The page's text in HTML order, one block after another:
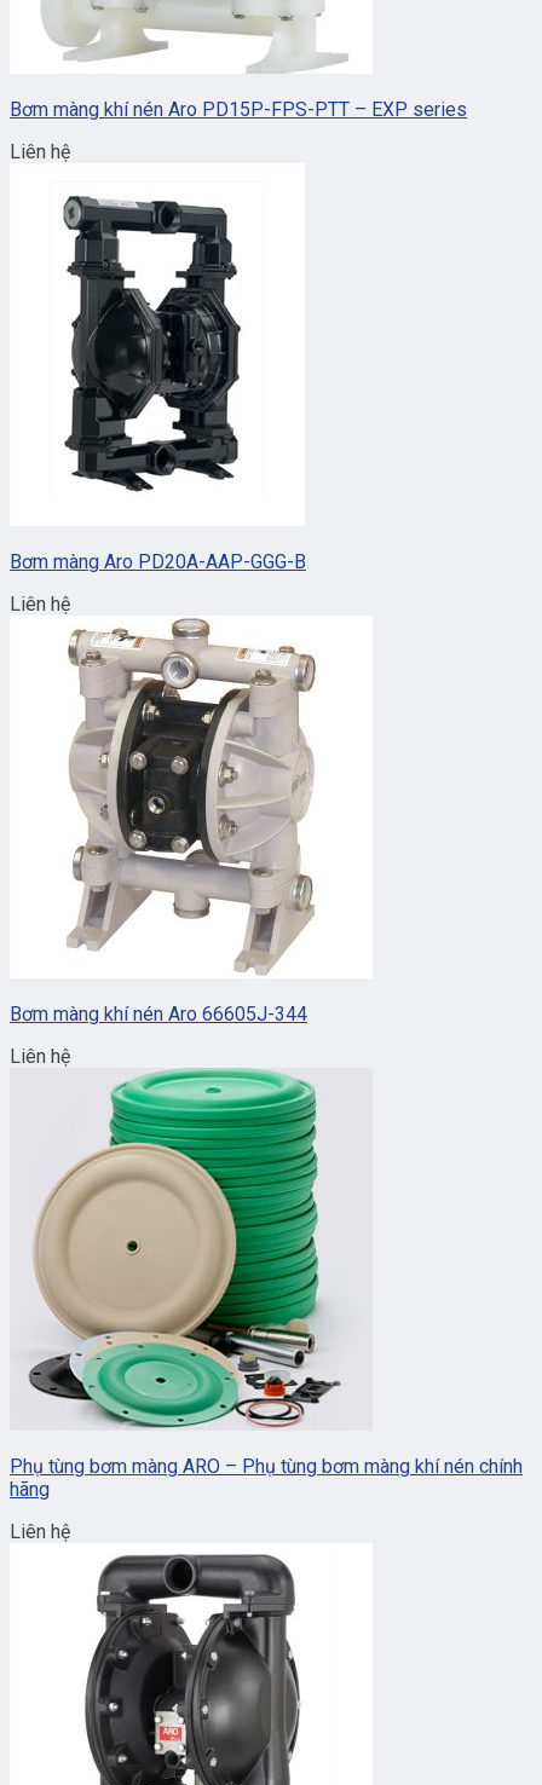
Bơm màng khí nén Aro PD15P-FPS-PTT – EXP series
Liên hệ
Bơm màng Aro PD20A-AAP-GGG-B
Liên hệ
Bơm màng khí nén Aro 66605J-344
Liên hệ
Phụ tùng bơm màng ARO – Phụ tùng bơm màng khí nén chính
hãng
Liên hệ